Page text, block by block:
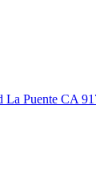
La Puente CA